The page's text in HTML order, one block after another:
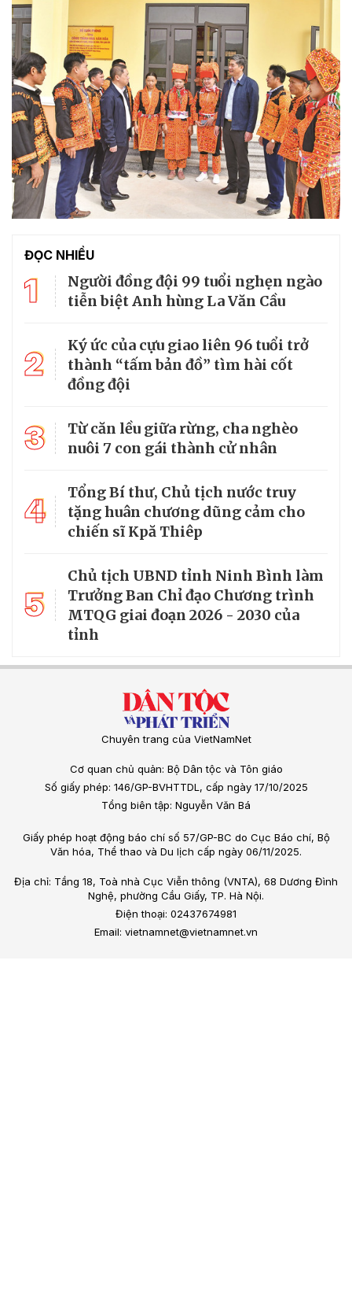
ĐỌC NHIỀU
1
Người đồng đội 99 tuổi nghẹn ngào
tiễn biệt Anh hùng La Văn Cầu
2
Ký ức của cựu giao liên 96 tuổi trở
thành “tấm bản đồ” tìm hài cốt
đồng đội
3
Từ căn lều giữa rừng, cha nghèo
nuôi 7 con gái thành cử nhân
4
Tổng Bí thư, Chủ tịch nước truy
tặng huân chương dũng cảm cho
chiến sĩ Kpă Thiêp
5
Chủ tịch UBND tỉnh Ninh Bình làm
Trưởng Ban Chỉ đạo Chương trình
MTQG giai đoạn 2026 - 2030 của
tỉnh
Chuyên trang của VietNamNet
Cơ quan chủ quản: Bộ Dân tộc và Tôn giáo
Số giấy phép: 146/GP-BVHTTDL, cấp ngày 17/10/2025
Tổng biên tập: Nguyễn Văn Bá
Giấy phép hoạt động báo chí số 57/GP-BC do Cục Báo chí, Bộ
Văn hóa, Thể thao và Du lịch cấp ngày 06/11/2025.
Địa chỉ: Tầng 18, Toà nhà Cục Viễn thông (VNTA), 68 Dương Đình
Nghệ, phường Cầu Giấy, TP. Hà Nội.
Điện thoại: 02437674981
Email: vietnamnet@vietnamnet.vn